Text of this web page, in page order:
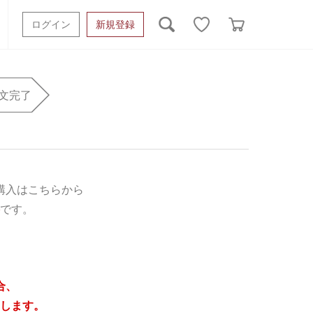
ログイン 新規登録
ベビーギフト
シュタオル
ギフトボックスその他
完了
入はこちらから
です。
ます。